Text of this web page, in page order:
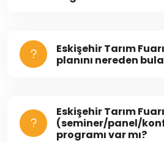
Eskişehir Tarım
planını nereden
Eskişehir Tarım
(seminer/panel/
programı var mı?